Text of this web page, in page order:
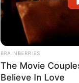
BRAINBERRIES
The Movie
Believe In Love